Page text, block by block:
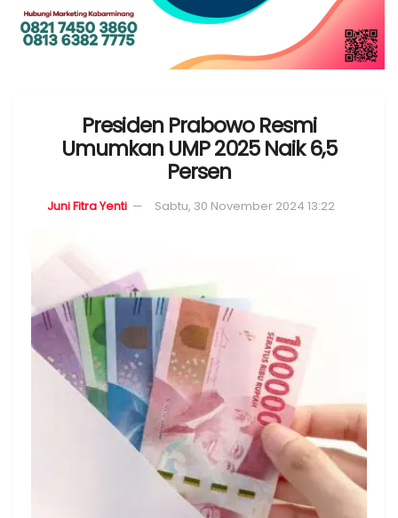
Presiden Prabowo Resmi
Umumkan UMP 2025 Naik 6,5
Persen
Juni Fitra Yenti Sabtu, 30 November 2024 13:22